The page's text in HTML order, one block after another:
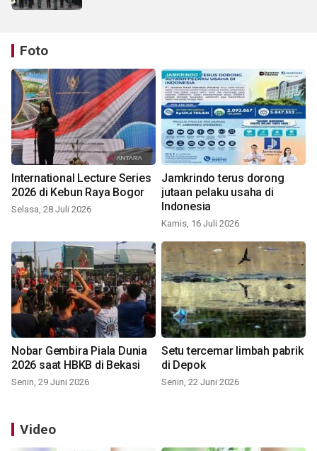
Foto
International Lecture Series
2026 di Kebun Raya Bogor
Selasa, 28 Juli 2026
Jamkrindo terus dorong
jutaan pelaku usaha di
Indonesia
Kamis, 16 Juli 2026
Nobar Gembira Piala Dunia
2026 saat HBKB di Bekasi
Senin, 29 Juni 2026
Setu tercemar limbah pabrik
di Depok
Senin, 22 Juni 2026
Video